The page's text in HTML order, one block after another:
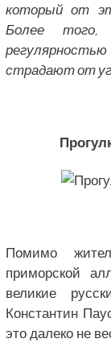
который от
Более
страдают от
Помимо
приморской
великие
Константин
это далеко не